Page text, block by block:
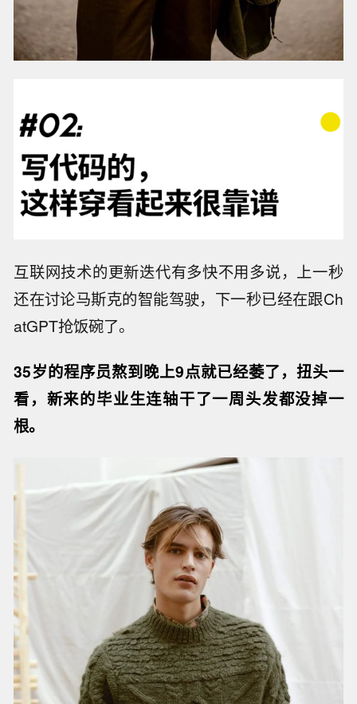
互联网技术的更新迭代有多快不用多说，上一秒
还在讨论马斯克的智能驾驶，下一秒已经在跟Ch
atGPT抢饭碗了。
35岁的程序员熬到晚上9点就已经萎了，扭头一
看，新来的毕业生连轴干了一周头发都没掉一
根。